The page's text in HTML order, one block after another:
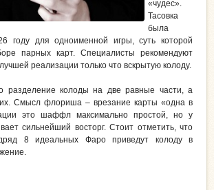
«чудес».
Тасовка
была
году для одноименной игры, суть которой
парных карт. Специалисты рекомендуют
реализации только что вскрытую колоду.
разделение колоды на две равные части, а
Смысл флориша – врезание карты «одна в
это шаффл максимально простой, но у
сильнейший восторг. Стоит отметить, что
8 идеальных Фаро приведут колоду в